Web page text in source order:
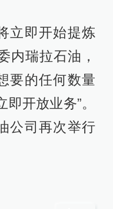
立即开始提炼
内瑞拉石油，
要的任何数量
开放业务”。
公司再次举行